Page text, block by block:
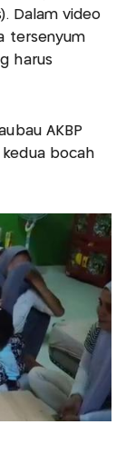
Dalam video
tersenyum
harus
AKBP
kedua bocah